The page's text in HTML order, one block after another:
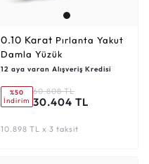
0.10 Karat
Damla Yüzük
12 aya varan Alışveriş Kredisi
%50
İndirim
60.808 TL
30.404 TL
10.898 TL x 3 taksit